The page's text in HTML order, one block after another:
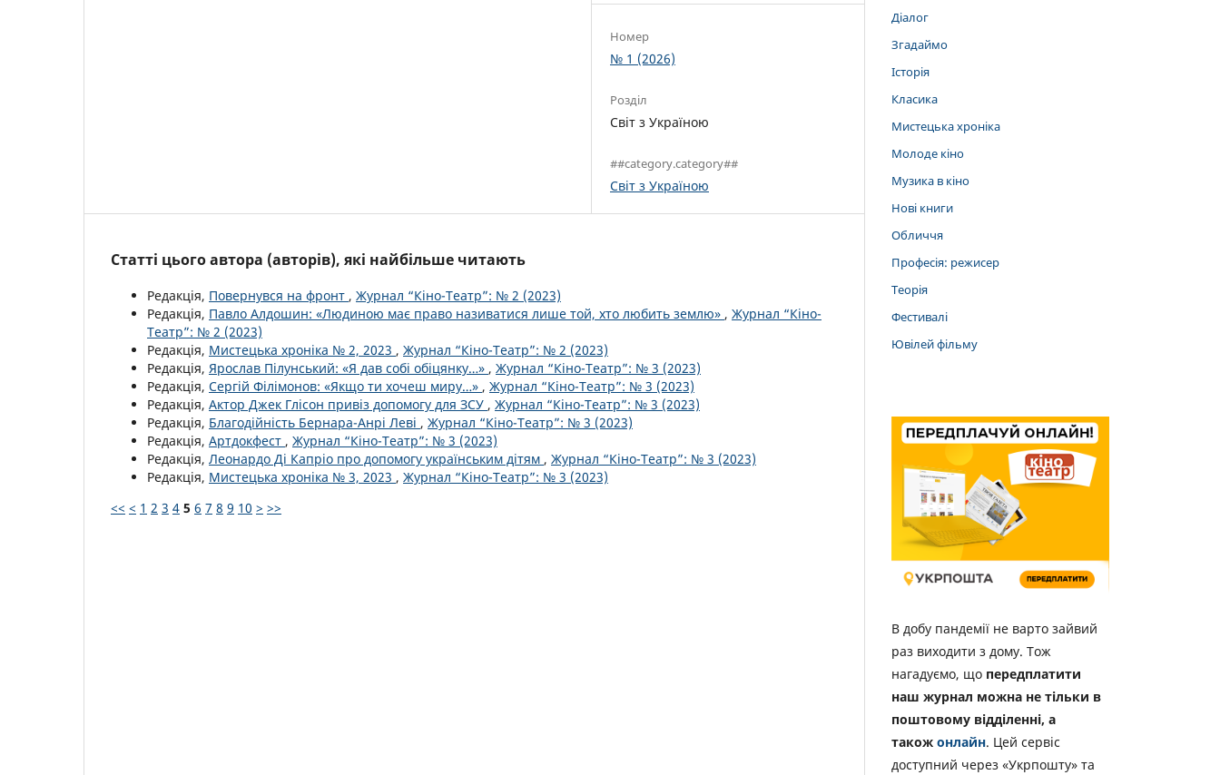
Номер
№ 1 (2026)
Розділ
Світ з Україною
##category.category##
Світ з Україною
Статті цього автора (авторів), які найбільше читають
Редакція, Повернувся на фронт , Журнал “Кіно-Театр”: № 2 (2023)
Редакція, Павло Алдошин: «Людиною має право називатися лише той, хто любить землю» , Журнал “Кіно-
Театр”: № 2 (2023)
Редакція, Мистецька хроніка № 2, 2023 , Журнал “Кіно-Театр”: № 2 (2023)
Редакція, Ярослав Пілунський: «Я дав собі обіцянку…» , Журнал “Кіно-Театр”: № 3 (2023)
Редакція, Сергій Філімонов: «Якщо ти хочеш миру…» , Журнал “Кіно-Театр”: № 3 (2023)
Редакція, Актор Джек Глісон привіз допомогу для ЗСУ , Журнал “Кіно-Театр”: № 3 (2023)
Редакція, Благодійність Бернара-Анрі Леві , Журнал “Кіно-Театр”: № 3 (2023)
Редакція, Артдокфест , Журнал “Кіно-Театр”: № 3 (2023)
Редакція, Леонардо Ді Капріо про допомогу українським дітям , Журнал “Кіно-Театр”: № 3 (2023)
Редакція, Мистецька хроніка № 3, 2023 , Журнал “Кіно-Театр”: № 3 (2023)
<< < 1 2 3 4 5 6 7 8 9 10 > >>
Діалог
Згадаймо
Історія
Класика
Мистецька хроніка
Молоде кіно
Музика в кіно
Нові книги
Обличчя
Професія: режисер
Теорія
Фестивалі
Ювілей фільму
В добу пандемії не варто зайвий
раз виходити з дому. Тож
нагадуємо, що передплатити
наш журнал можна не тільки в
поштовому відділенні, а
також онлайн. Цей сервіс
доступний через «Укрпошту» та